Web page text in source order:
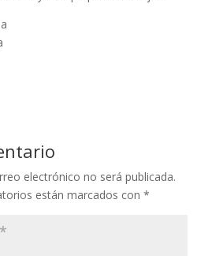
electrónico no será publicada.
están marcados con *